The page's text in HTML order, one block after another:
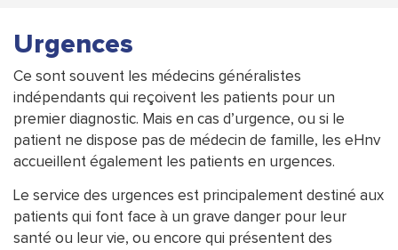
Urgences
Ce sont souvent les médecins généralistes
indépendants qui reçoivent les patients pour un
premier diagnostic. Mais en cas d’urgence, ou si le
patient ne dispose pas de médecin de famille, les eHnv
accueillent également les patients en urgences.
Le service des urgences est principalement destiné aux
patients qui font face à un grave danger pour leur
santé ou leur vie, ou encore qui présentent des